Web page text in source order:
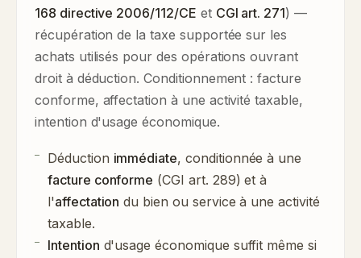
168 directive 2006/112/CE et CGI art. 271) —
récupération de la taxe supportée sur les
achats utilisés pour des opérations ouvrant
droit à déduction. Conditionnement : facture
conforme, affectation à une activité taxable,
intention d'usage économique.
Déduction immédiate, conditionnée à une
facture conforme (CGI art. 289) et à
l'affectation du bien ou service à une activité
taxable.
Intention d'usage économique suffit même si